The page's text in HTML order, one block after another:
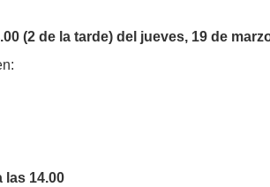
(2 de la tarde) del jueves, 19 de
las 14.00